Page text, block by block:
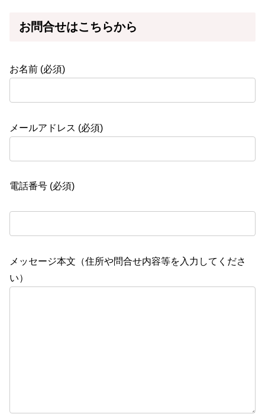
お問合せはこちらから
お名前 (必須)
メールアドレス (必須)
電話番号 (必須)
メッセージ本文（住所や問合せ内容等を入力してくださ
い）